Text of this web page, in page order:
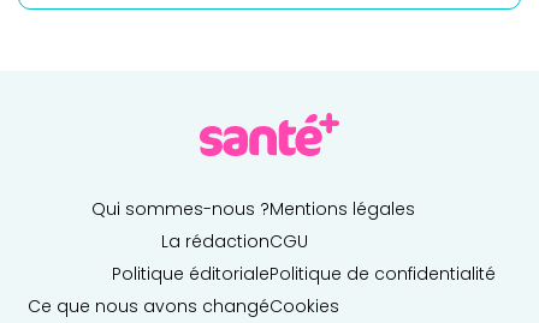
Qui sommes-nous ?
La rédaction
Politique éditoriale
Ce que nous avons changé
Mentions légales
CGU
Politique de confidentialité
Cookies